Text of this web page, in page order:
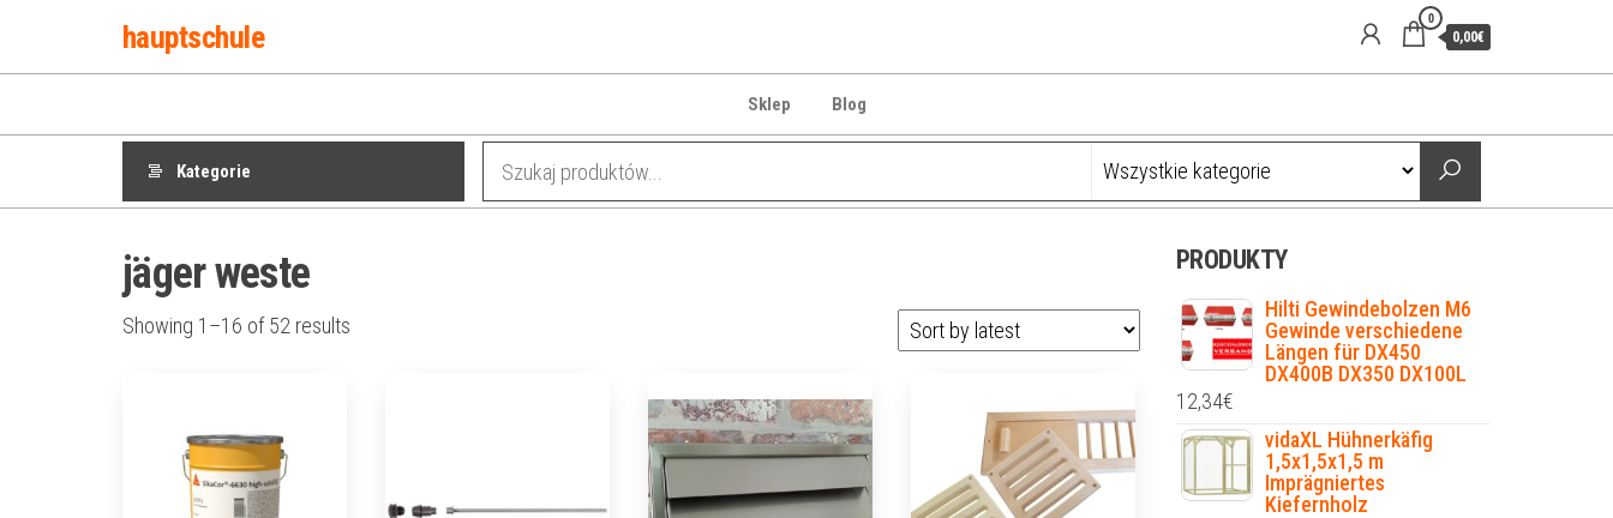
treści
hauptschule
0
0,00€
Sklep Blog
Kategorie
jäger weste
Showing 1–16 of 52 results
PRODUKTY
Hilti Gewindebolzen M6
Gewinde verschiedene
Längen für DX450
DX400B DX350 DX100L
12,34€
vidaXL Hühnerkäfig
1,5x1,5x1,5 m
Imprägniertes
Kiefernholz